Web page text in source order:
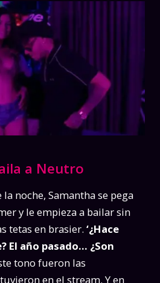
a Neutro
noche, Samantha se pega
y le empieza a bailar sin
tetas en brasier. ‘¿Hace
El año pasado… ¿Son
tono fueron las
en el stream. Y en